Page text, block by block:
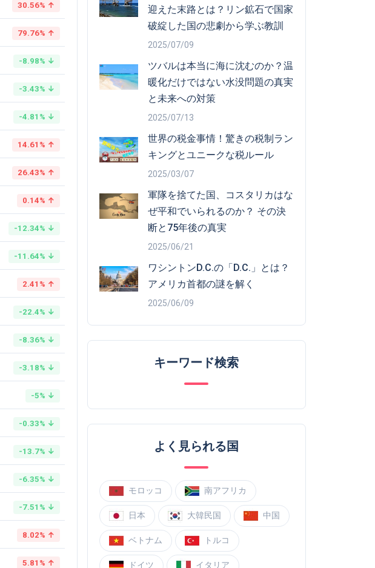
30.56% ↑
79.76% ↑
-8.98% ↓
-3.43% ↓
-4.81% ↓
14.61% ↑
26.43% ↑
0.14% ↑
-12.34% ↓
-11.64% ↓
2.41% ↑
-22.4% ↓
-8.36% ↓
-3.18% ↓
-5% ↓
-0.33% ↓
-13.7% ↓
-6.35% ↓
-7.51% ↓
8.02% ↑
5.81% ↑
迎えた末路とは？リン鉱石で国家
破綻した国の悲劇から学ぶ教訓
2025/07/09
ツバルは本当に海に沈むのか？温
暖化だけではない水没問題の真実
と未来への対策
2025/07/13
世界の税金事情！驚きの税制ラン
キングとユニークな税ルール
2025/03/07
軍隊を捨てた国、コスタリカはな
ぜ平和でいられるのか？ その決
断と75年後の真実
2025/06/21
ワシントンD.C.の「D.C.」とは？
アメリカ首都の謎を解く
2025/06/09
キーワード検索
よく見られる国
モロッコ 南アフリカ
日本 大韓民国 中国
ベトナム トルコ
ドイツ イタリア